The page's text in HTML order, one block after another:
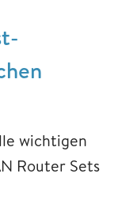
wichtigen
Router Sets